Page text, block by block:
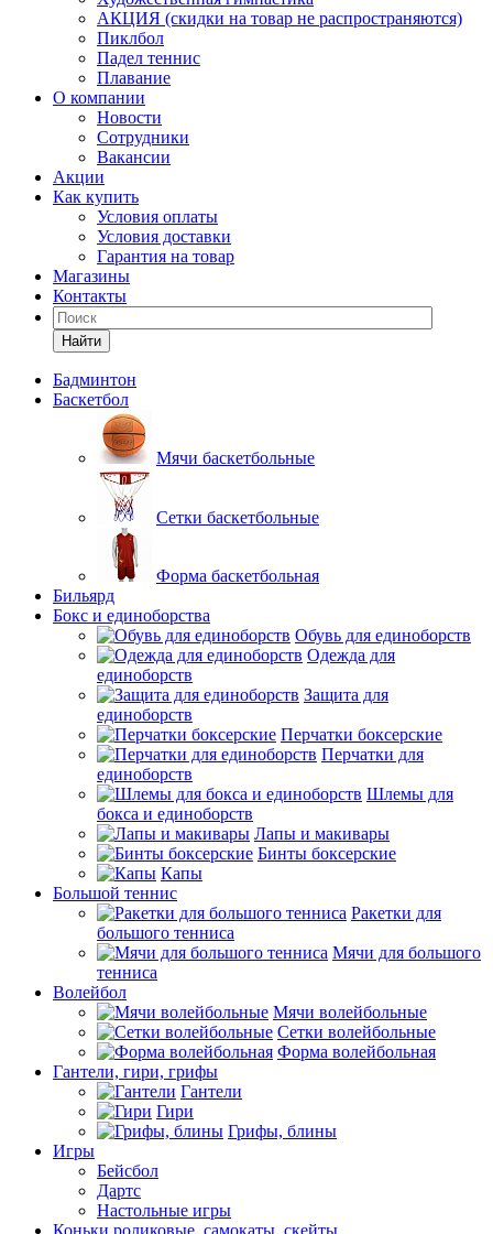
АКЦИЯ (скидки на товар не распространяются)
Пиклбол
Падел теннис
Плавание
О компании
Новости
Сотрудники
Вакансии
Акции
Как купить
Условия оплаты
Условия доставки
Гарантия на товар
Магазины
Контакты
Найти
Бадминтон
Баскетбол
Мячи баскетбольные
Сетки баскетбольные
Форма баскетбольная
Бильярд
Бокс и единоборства
Обувь для единоборств
Одежда для
единоборств
Защита для
единоборств
Перчатки боксерские
Перчатки для
единоборств
Шлемы для
бокса и единоборств
Лапы и макивары
Бинты боксерские
Капы
Большой теннис
Ракетки для
большого тенниса
Мячи для большого
тенниса
Волейбол
Мячи волейбольные
Сетки волейбольные
Форма волейбольная
Гантели, гири, грифы
Гантели
Гири
Грифы, блины
Игры
Бейсбол
Дартс
Настольные игры
Коньки роликовые, самокаты, скейты